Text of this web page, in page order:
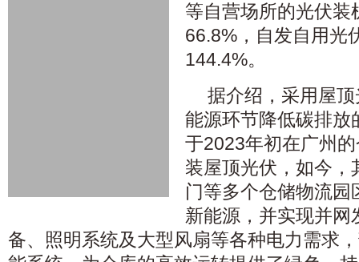
等自营场所的光伏装
66.8%，自发自用光
144.4%。
据介绍，采用屋
能源环节降低碳排放
于2023年初在广州
装屋顶光伏，如今，
门等多个仓储物流
新能源，并实现并网
备、照明系统及大型风扇等各种电力需求